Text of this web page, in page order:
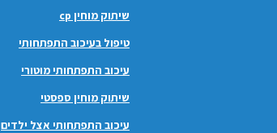
שיתוק מוחין cp
טיפול בעיכוב התפתחותי
עיכוב התפתחותי מוטורי
שיתוק מוחין ספסטי
עיכוב התפתחותי אצל ילדים